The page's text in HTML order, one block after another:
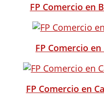
FP Comercio en
FP Comercio
FP Comercio en